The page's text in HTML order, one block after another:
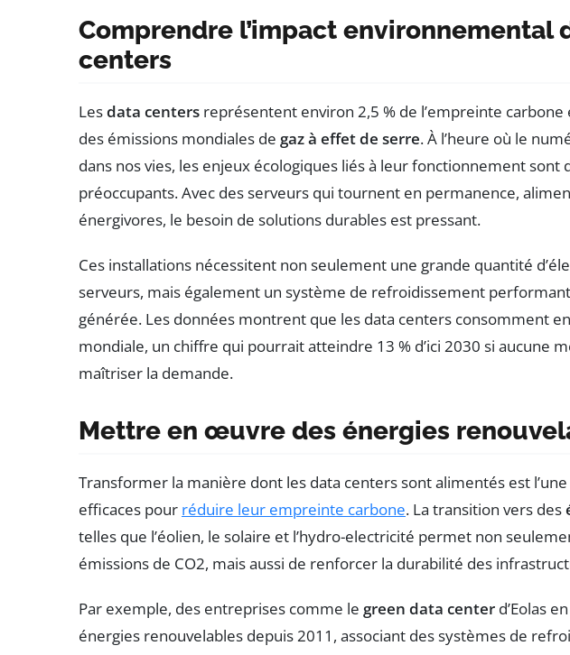
Comprendre l’impact environnemental
centers
Lesdata centers représentent environ 2,5 % de l’empreinte carbone
des émissions mondiales de gaz à effet de serre. À l’heure où le
dans nos vies, les enjeux écologiques liés à leur fonctionnement sont
préoccupants. Avec des serveurs qui tournent en permanence,
énergivores, le besoin de solutions durables est pressant.
Ces installations nécessitent non seulement une grande quantité
serveurs, mais également un système de refroidissement
générée. Les données montrent que les data centers consomment
mondiale, un chiffre qui pourrait atteindre 13 % d’ici 2030 si aucune
maîtriser la demande.
Mettre en œuvre des énergies
Transformer la manière dont les data centers sont alimentés est
efficaces pour réduire leur empreinte carbone. La transition vers des
telles que l’éolien, le solaire et l’hydro-electricité permet non
émissions de CO2, mais aussi de renforcer la durabilité des
Par exemple, des entreprises comme le green data center d’Eolas
énergies renouvelables depuis 2011, associant des systèmes de